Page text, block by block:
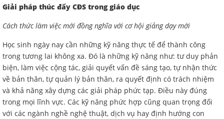
Giải pháp thúc đẩy CĐS trong giáo dục
Cách thức làm việc mới đồng nghĩa với cơ hội giảng dạy mới
Học sinh ngày nay cần những kỹ năng thực tế để thành công
trong tương lai không xa. Đó là những kỹ năng như: tư duy phản
biện, làm việc cộng tác, giải quyết vấn đề sáng tạo, tự nhận thức
về bản thân, tự quản lý bản thân, ra quyết định có trách nhiệm
và khả năng xây dựng các giải pháp phức tạp. Điều này đúng
trong mọi lĩnh vực. Các kỹ năng phức hợp cũng quan trọng đối
với các ngành nghề nghệ thuật, dịch vụ hay định hướng con